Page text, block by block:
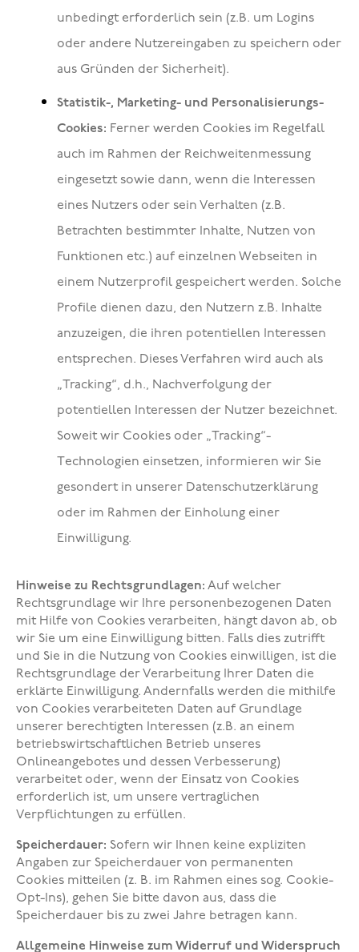
unbedingt erforderlich sein (z.B. um Logins
oder andere Nutzereingaben zu speichern oder
aus Gründen der Sicherheit).
Statistik-, Marketing- und Personalisierungs-
Cookies: Ferner werden Cookies im Regelfall
auch im Rahmen der Reichweitenmessung
eingesetzt sowie dann, wenn die Interessen
eines Nutzers oder sein Verhalten (z.B.
Betrachten bestimmter Inhalte, Nutzen von
Funktionen etc.) auf einzelnen Webseiten in
einem Nutzerprofil gespeichert werden. Solche
Profile dienen dazu, den Nutzern z.B. Inhalte
anzuzeigen, die ihren potentiellen Interessen
entsprechen. Dieses Verfahren wird auch als
„Tracking“, d.h., Nachverfolgung der
potentiellen Interessen der Nutzer bezeichnet.
Soweit wir Cookies oder „Tracking“-
Technologien einsetzen, informieren wir Sie
gesondert in unserer Datenschutzerklärung
oder im Rahmen der Einholung einer
Einwilligung.
Hinweise zu Rechtsgrundlagen: Auf welcher
Rechtsgrundlage wir Ihre personenbezogenen Daten
mit Hilfe von Cookies verarbeiten, hängt davon ab, ob
wir Sie um eine Einwilligung bitten. Falls dies zutrifft
und Sie in die Nutzung von Cookies einwilligen, ist die
Rechtsgrundlage der Verarbeitung Ihrer Daten die
erklärte Einwilligung. Andernfalls werden die mithilfe
von Cookies verarbeiteten Daten auf Grundlage
unserer berechtigten Interessen (z.B. an einem
betriebswirtschaftlichen Betrieb unseres
Onlineangebotes und dessen Verbesserung)
verarbeitet oder, wenn der Einsatz von Cookies
erforderlich ist, um unsere vertraglichen
Verpflichtungen zu erfüllen.
Speicherdauer: Sofern wir Ihnen keine expliziten
Angaben zur Speicherdauer von permanenten
Cookies mitteilen (z. B. im Rahmen eines sog. Cookie-
Opt-Ins), gehen Sie bitte davon aus, dass die
Speicherdauer bis zu zwei Jahre betragen kann.
Allgemeine Hinweise zum Widerruf und Widerspruch